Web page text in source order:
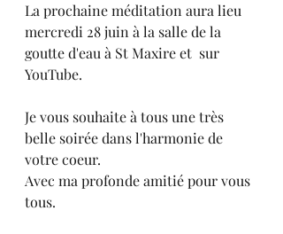
La prochaine méditation aura lieu
mercredi 28 juin à la salle de la
goutte d'eau à St Maxire et  sur
YouTube.
Je vous souhaite à tous une très
belle soirée dans l'harmonie de
votre coeur.
Avec ma profonde amitié pour vous
tous.